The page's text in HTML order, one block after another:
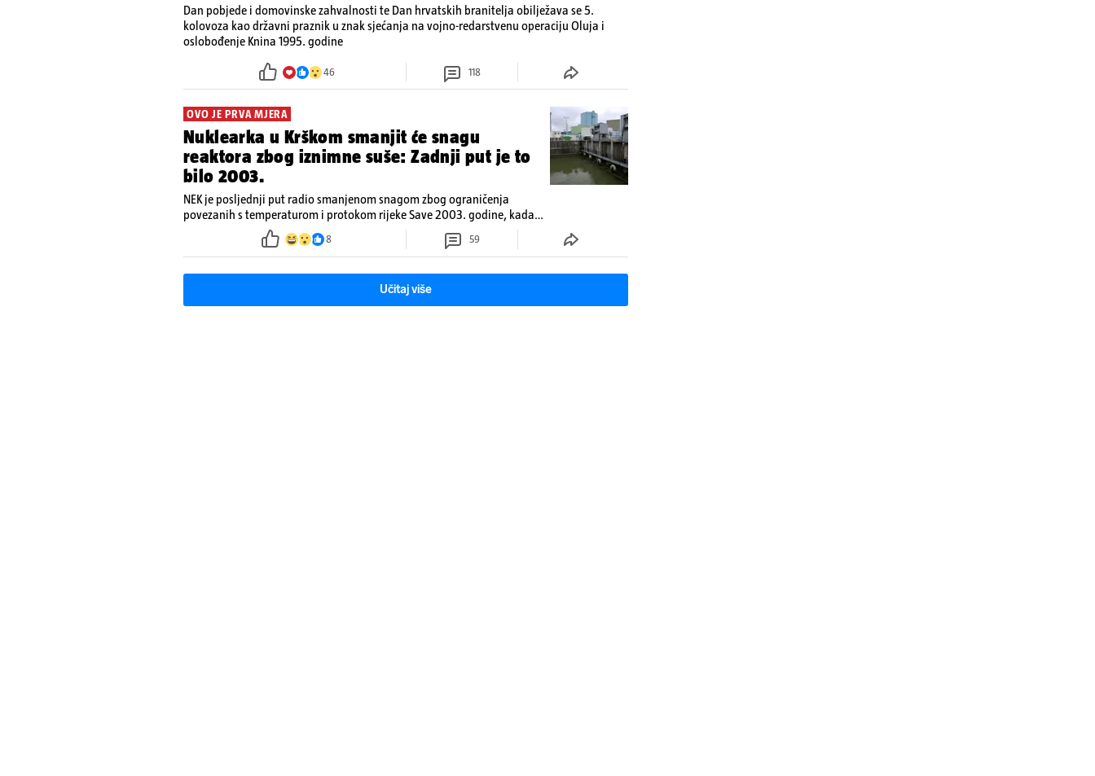
Dan pobjede i domovinske zahvalnosti te Dan hrvatskih branitelja obilježava se 5.
kolovoza kao državni praznik u znak sjećanja na vojno-redarstvenu operaciju Oluja i
oslobođenje Knina 1995. godine
46 118
OVO JE PRVA MJERA
Nuklearka u Krškom smanjit će snagu
reaktora zbog iznimne suše: Zadnji put je to
bilo 2003.
NEK je posljednji put radio smanjenom snagom zbog ograničenja
povezanih s temperaturom i protokom rijeke Save 2003. godine, kada
je smanjenje snage bilo potrebno više od 90 dana.
8 59
Učitaj više